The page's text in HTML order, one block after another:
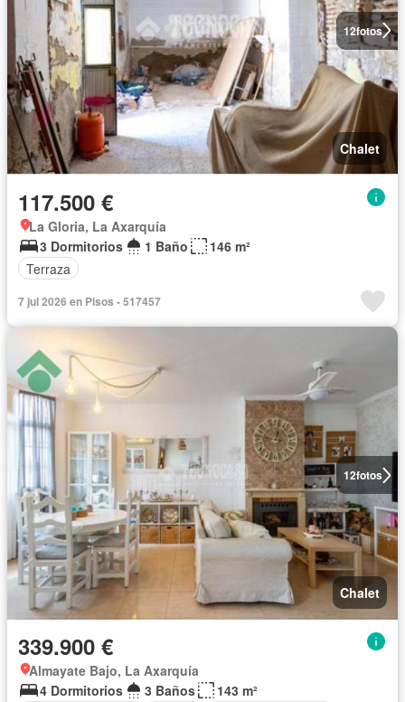
12fotos
Chalet
117.500 €
La Gloria, La Axarquía
3 Dormitorios
1 Baño
146 m²
Terraza
7 jul 2026 en Pisos - 517457
12fotos
Chalet
339.900 €
Almayate Bajo, La Axarquía
4 Dormitorios
3 Baños
143 m²